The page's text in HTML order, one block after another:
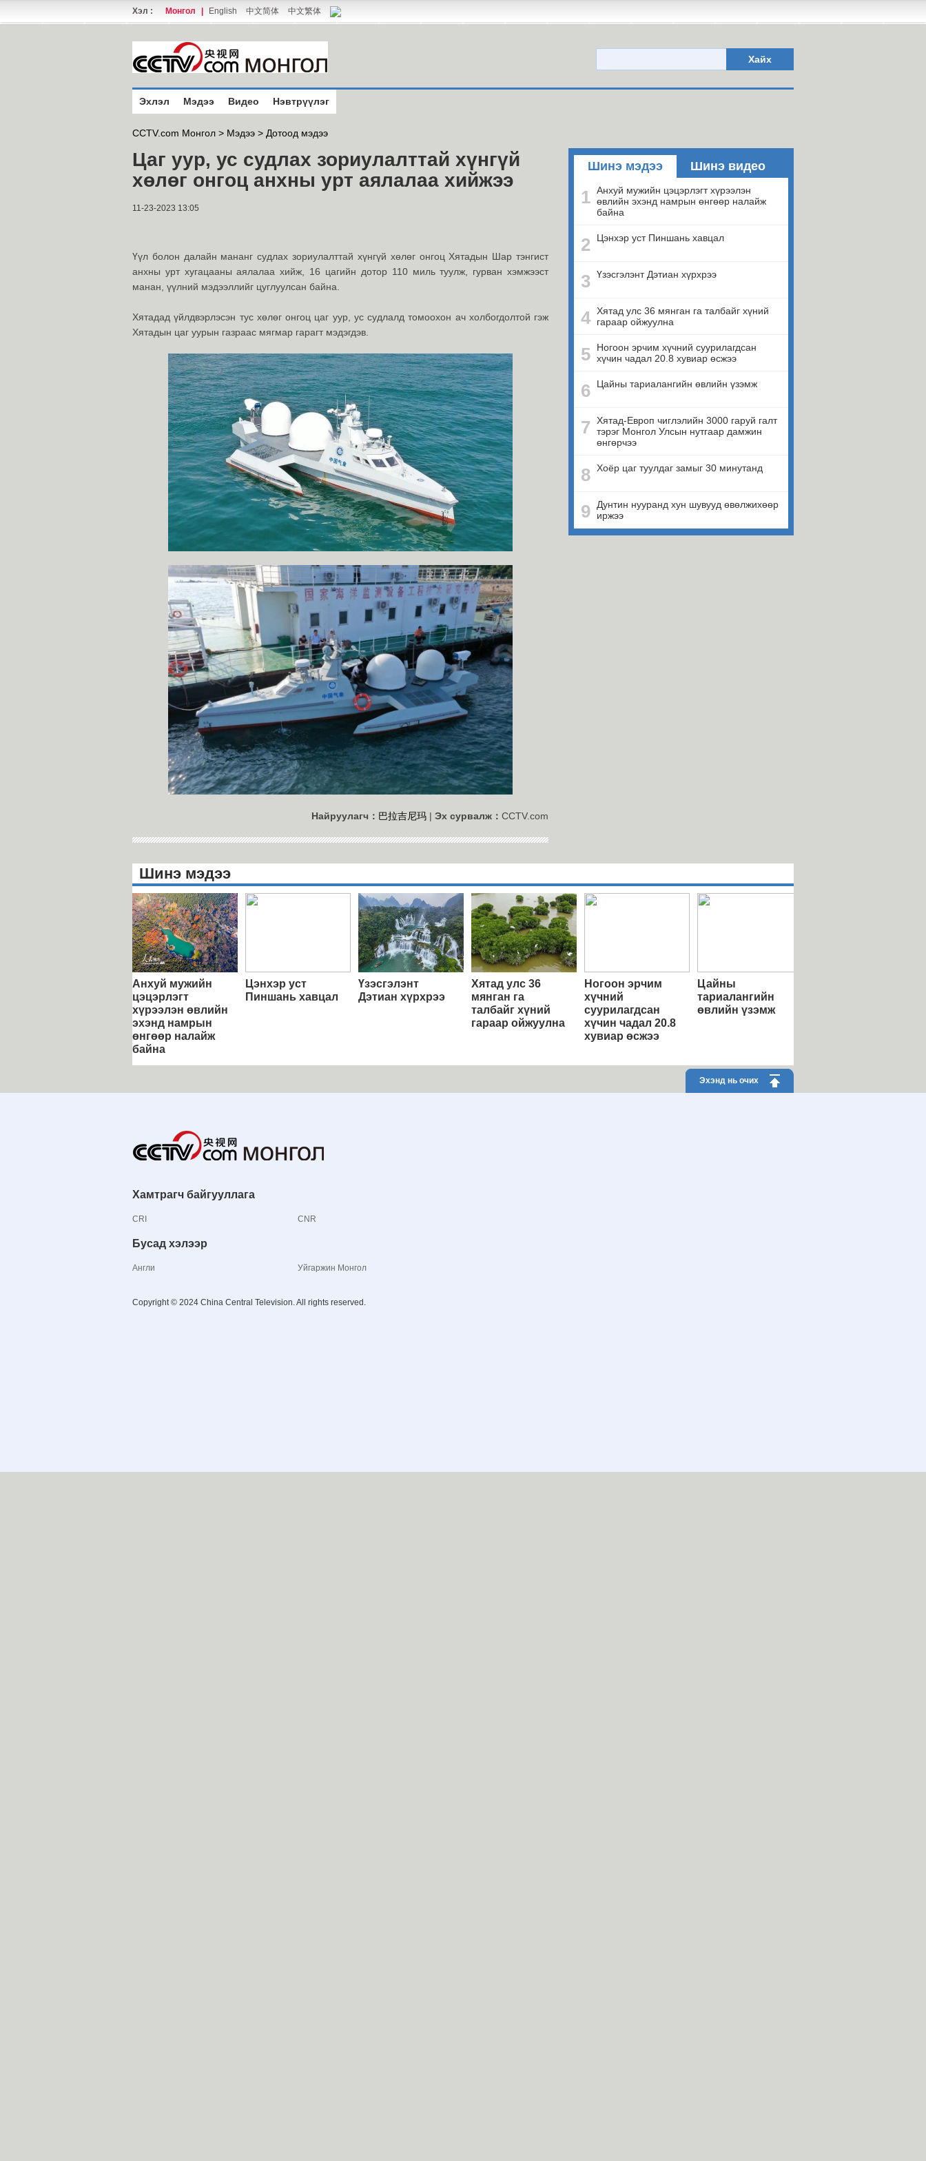
Хэл : Монгол English 中文简体 中文繁体
Хайх
Эхлэл Мэдээ Видео Нэвтрүүлэг
CCTV.com Монгол > Мэдээ > Дотоод мэдээ
Цаг уур, ус судлах зориулалттай хүнгүй
хөлөг онгоц анхны урт аялалаа хийжээ
11-23-2023 13:05
Үүл болон далайн мананг судлах зориулалттай хүнгүй хөлөг онгоц Хятадын Шар тэнгист
анхны урт хугацааны аялалаа хийж, 16 цагийн дотор 110 миль туулж, гурван хэмжээст
манан, үүлний мэдээллийг цуглуулсан байна.
Хятадад үйлдвэрлэсэн тус хөлөг онгоц цаг уур, ус судлалд томоохон ач холбогдолтой гэж
Хятадын цаг уурын газраас мягмар гарагт мэдэгдэв.
Найруулагч： 巴拉吉尼玛 | Эх сурвалж： CCTV.com
Шинэ мэдээ Шинэ видео
1 Анхуй мужийн цэцэрлэгт хүрээлэн
өвлийн эхэнд намрын өнгөөр налайж
байна
2 Цэнхэр уст Пиншань хавцал
3 Үзэсгэлэнт Дэтиан хүрхрээ
4 Хятад улс 36 мянган га талбайг хүний
гараар ойжуулна
5
Ногоон эрчим хүчний суурилагдсан
хүчин чадал 20.8 хувиар өсжээ
6 Цайны тариалангийн өвлийн үзэмж
7
Хятад-Европ чиглэлийн 3000 гаруй галт
тэрэг Монгол Улсын нутгаар дамжин
өнгөрчээ
8 Хоёр цаг туулдаг замыг 30 минутанд
9
Дунтин нууранд хун шувууд өвөлжихөөр
иржээ
Шинэ мэдээ
Анхуй мужийн
цэцэрлэгт
хүрээлэн өвлийн
эхэнд намрын
өнгөөр налайж
байна
Цэнхэр уст
Пиншань хавцал
Үзэсгэлэнт
Дэтиан хүрхрээ
Хятад улс 36
мянган га
талбайг хүний
гараар ойжуулна
Ногоон эрчим
хүчний
суурилагдсан
хүчин чадал 20.8
хувиар өсжээ
Цайны
тариалангийн
өвлийн үзэмж
Эхэнд нь очих
Хамтрагч байгууллага
CRI CNR
Бусад хэлээр
Англи Уйгаржин Монгол
Copyright © 2024 China Central Television. All rights reserved.